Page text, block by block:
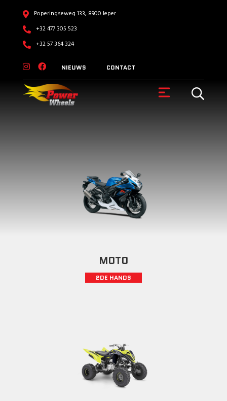
Poperingseweg 133, 8900 Ieper
+32 477 305 523
+32 57 364 324
NIEUWS CONTACT
MOTO
2DE HANDS